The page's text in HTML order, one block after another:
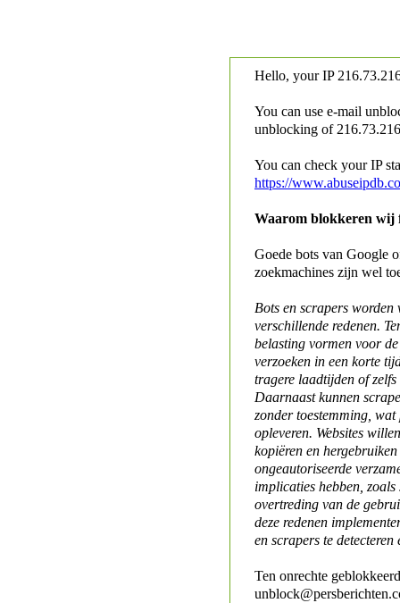
Hello, your IP
You can use e-mail
unblocking of
You can check your IP
https://
Waarom blokkeren wij
Goede bots van Google
zoekmachines zijn wel
Bots en scrapers worden
verschillende redenen.
belasting vormen voor
verzoeken in een korte
tragere laadtijden of
Daarnaast kunnen
zonder toestemming,
opleveren. Websites
kopiëren en
ongeautoriseerde
implicaties hebben,
overtreding van de
deze redenen
en scrapers te detecteren
Ten onrechte